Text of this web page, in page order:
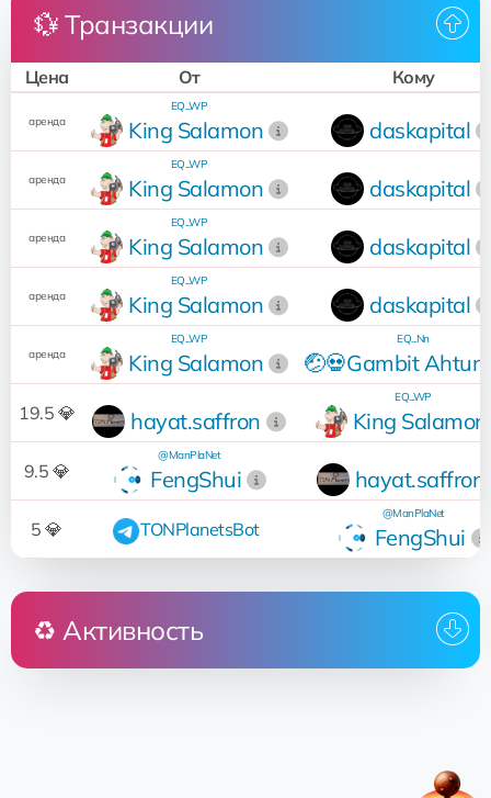
💱 Транзакции
Цена От Кому
аренда King Salamon
EQ...WP
daskapital
аренда King Salamon
EQ...WP
daskapital
аренда King Salamon
EQ...WP
daskapital
аренда King Salamon
EQ...WP
daskapital
аренда King Salamon
EQ...WP
🤕💀Gambit
EQ...Nn
19.5 💎 hayat.saffron King Salamon
EQ...WP
9.5 💎 FengShui
@ManPlaNet
hayat.saffron
5 💎 TONPlanetsBot FengShui
@ManPlaNet
♻️ Активность
02:05:10
23.07.2025